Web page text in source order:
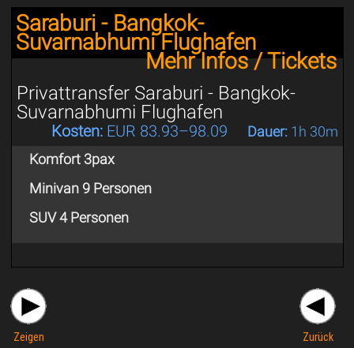
Saraburi - Bangkok-
Suvarnabhumi Flughafen
Mehr Infos / Tickets
Privattransfer Saraburi - Bangkok-
Suvarnabhumi Flughafen
Kosten:EUR 83.93–98.09 Dauer:1h 30m
Komfort 3pax
Minivan 9 Personen
SUV 4 Personen
Zeigen Zurück